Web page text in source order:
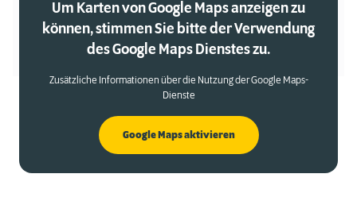
Um Karten von Google Maps anzeigen zu
können, stimmen Sie bitte der Verwendung
des Google Maps Dienstes zu.
Zusätzliche Informationen über die Nutzung der Google Maps-
Dienste
Google Maps aktivieren